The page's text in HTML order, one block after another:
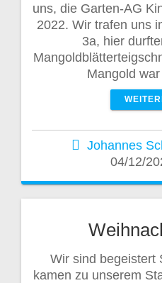
uns, die Garten-AG
2022. Wir trafen uns
3a, hier
Mangold
Johannes
04/12/
Wir sind begeistert
kamen zu unserem